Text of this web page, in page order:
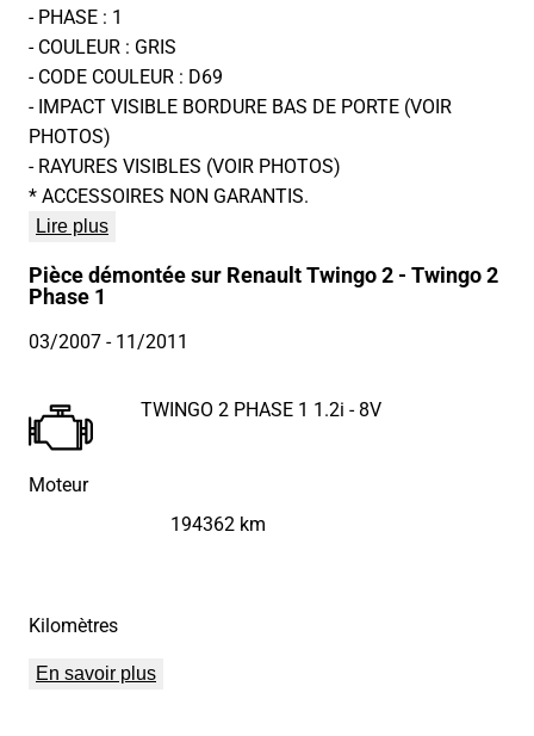
- PHASE : 1
- COULEUR : GRIS
- CODE COULEUR : D69
- IMPACT VISIBLE BORDURE BAS DE PORTE (VOIR
PHOTOS)
- RAYURES VISIBLES (VOIR PHOTOS)
* ACCESSOIRES NON GARANTIS.
Lire plus
Pièce démontée sur Renault Twingo 2 - Twingo 2
Phase 1
03/2007- 11/2011
Moteur
TWINGO 2 PHASE 1 1.2i - 8V
Kilomètres
194362 km
En savoir plus